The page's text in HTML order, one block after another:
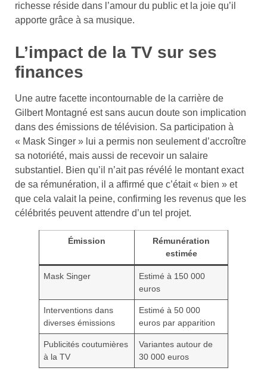
richesse réside dans l’amour du public et la joie qu’il
apporte grâce à sa musique.
L’impact de la TV sur ses
finances
Une autre facette incontournable de la carrière de
Gilbert Montagné est sans aucun doute son implication
dans des émissions de télévision. Sa participation à
« Mask Singer » lui a permis non seulement d’accroître
sa notoriété, mais aussi de recevoir un salaire
substantiel. Bien qu’il n’ait pas révélé le montant exact
de sa rémunération, il a affirmé que c’était « bien » et
que cela valait la peine, confirming les revenus que les
célébrités peuvent attendre d’un tel projet.
Émission
Rémunération
estimée
Mask Singer
Estimé à 150 000
euros
Interventions dans
diverses émissions
Estimé à 50 000
euros par apparition
Publicités coutumières
à la TV
Variantes autour de
30 000 euros